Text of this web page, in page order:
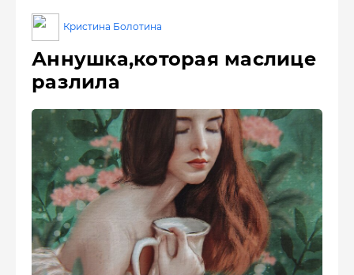
Кристина Болотина
Аннушка,которая маслице
разлила